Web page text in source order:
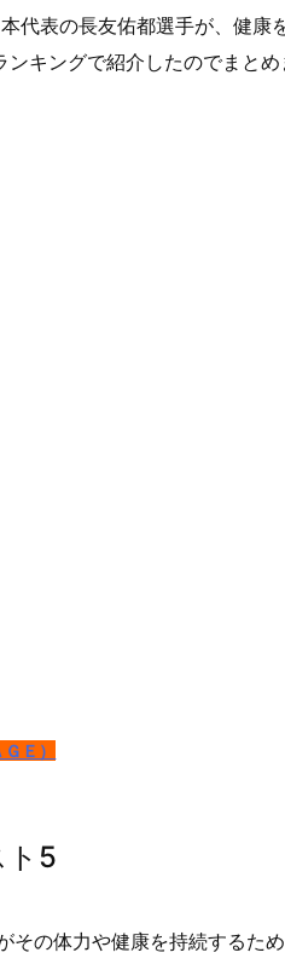
代表の長友佑都選手が、健康
キングで紹介したのでまとめ
Ｅ）
ト5
の体力や健康を持続するた